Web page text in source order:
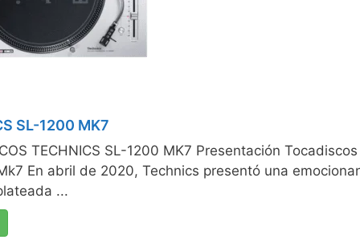
SL-1200 MK7
TECHNICS SL-1200 MK7 Presentación
En abril de 2020, Technics presentó una
...